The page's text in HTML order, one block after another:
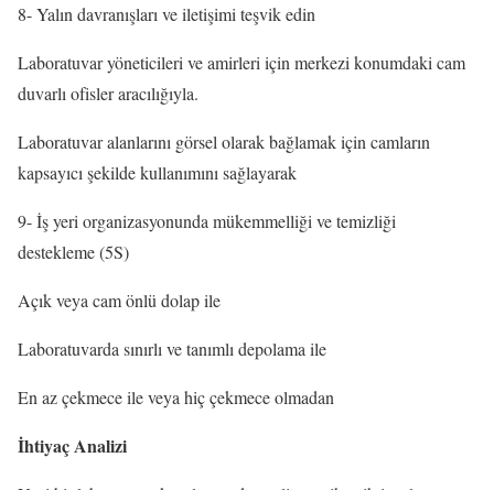
8- Yalın davranışları ve iletişimi teşvik edin
Laboratuvar yöneticileri ve amirleri için merkezi konumdaki cam
duvarlı ofisler aracılığıyla.
Laboratuvar alanlarını görsel olarak bağlamak için camların
kapsayıcı şekilde kullanımını sağlayarak
9- İş yeri organizasyonunda mükemmelliği ve temizliği
destekleme (5S)
Açık veya cam önlü dolap ile
Laboratuvarda sınırlı ve tanımlı depolama ile
En az çekmece ile veya hiç çekmece olmadan
İhtiyaç Analizi